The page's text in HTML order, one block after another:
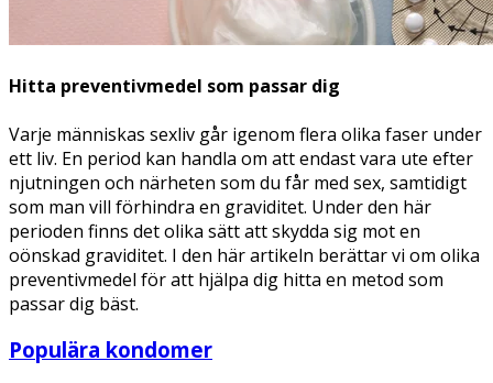
Hitta preventivmedel som passar dig
Varje människas sexliv går igenom flera olika faser under
ett liv. En period kan handla om att endast vara ute efter
njutningen och närheten som du får med sex, samtidigt
som man vill förhindra en graviditet. Under den här
perioden finns det olika sätt att skydda sig mot en
oönskad graviditet. I den här artikeln berättar vi om olika
preventivmedel för att hjälpa dig hitta en metod som
passar dig bäst.
Populära kondomer